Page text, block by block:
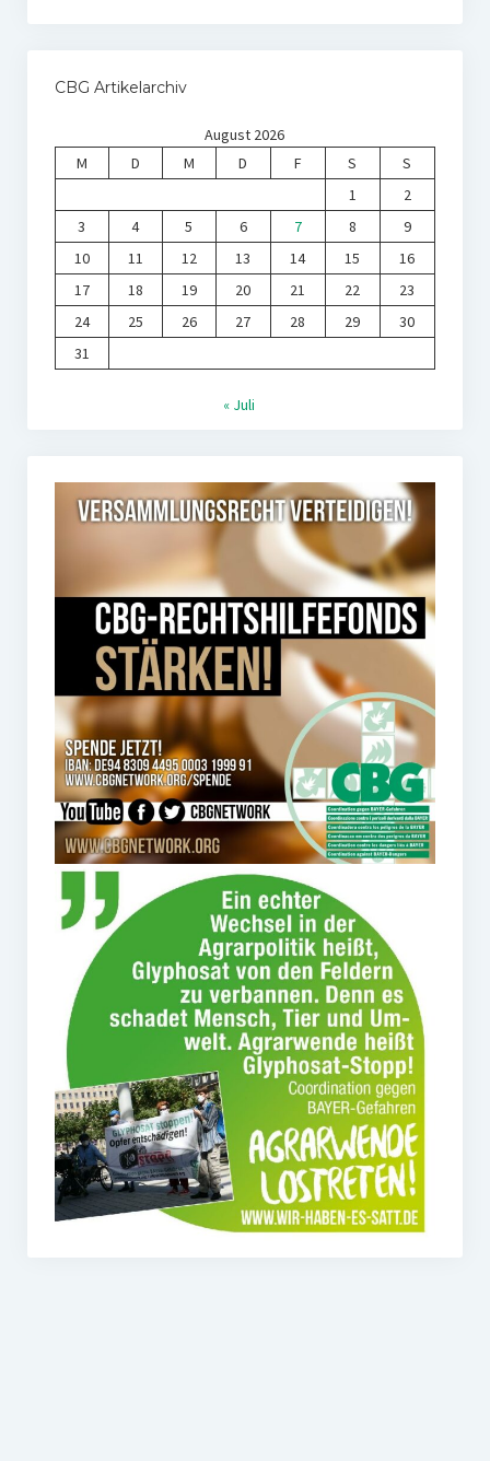
CBG Artikelarchiv
August 2026
M
D M D F S
S
1
2
3
4 5 6 7 8
9
10
11 12 13 14 15
16
17
18 19 20 21 22
23
24
25 26 27 28 29
30
31
« Juli